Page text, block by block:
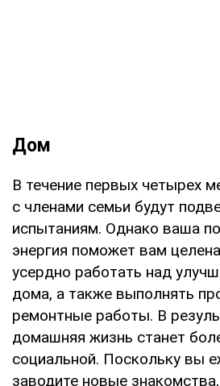
Дом
В течение первых четырех
с членами семьи будут
испытаниям. Однако ваша
энергия поможет вам
усердно работать над
дома, а также выполнять
ремонтные работы. В
домашняя жизнь станет
социальной. Поскольку вы
заводите новые